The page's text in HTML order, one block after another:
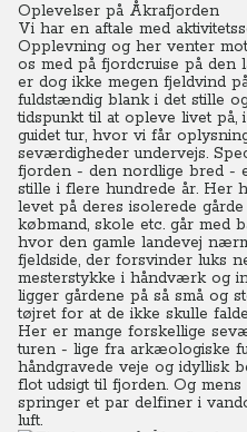
Oplevelser på Åkrafjorden
Vi har en aftale med
Opplevning og her venter
os med på fjordcruise på den
er dog ikke megen fjeldvind
fuldstændig blank i det stille
tidspunkt til at opleve livet
guidet tur, hvor vi får
seværdigheder undervejs.
fjorden - den nordlige bred -
stille i flere hundrede år. Her
levet på deres isolerede
købmand, skole etc. går med
hvor den gamle landevej
fjeldside, der forsvinder luks
mesterstykke i håndværk og
ligger gårdene på så små og
tøjret for at de ikke skulle
Her er mange forskellige
turen - lige fra arkæologiske
håndgravede veje og idyllisk
flot udsigt til fjorden. Og mens
springer et par delfiner i
luft.